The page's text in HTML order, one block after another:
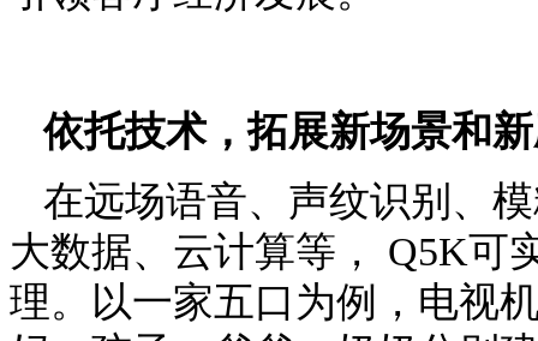
依托技术，拓展新场景和
在远场语音、声纹识别、
大数据、云计算等，
Q5K可
理。以一家五口为例，电视